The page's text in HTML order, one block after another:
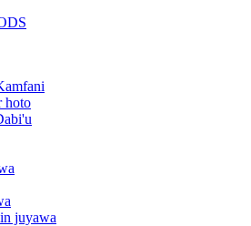
hoto
juyawa